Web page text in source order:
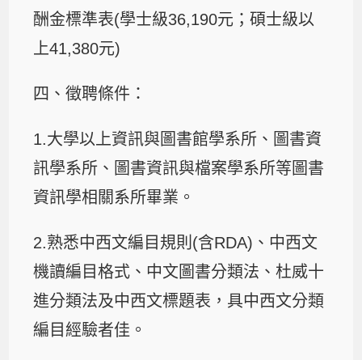
酬金標準表(學士級36,190元；碩士級以
上41,380元)
四、徵聘條件：
1.大學以上資訊與圖書館學系所、圖書資
訊學系所、圖書資訊與檔案學系所等圖書
資訊學相關系所畢業。
2.熟悉中西文編目規則(含RDA)、中西文
機讀編目格式、中文圖書分類法、杜威十
進分類法及中西文標題表，具中西文分類
編目經驗者佳。